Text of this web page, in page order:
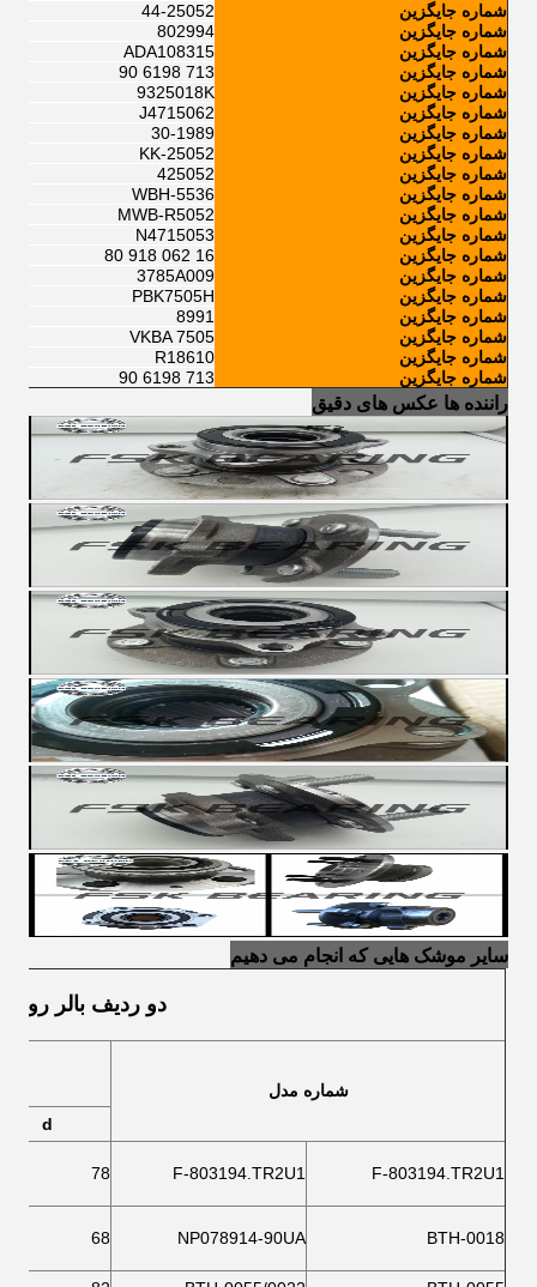
شماره جایگزین
44-25052
شماره جایگزین
802994
شماره جایگزین
ADA108315
شماره جایگزین
713 6198 90
شماره جایگزین
9325018K
شماره جایگزین
J4715062
شماره جایگزین
30-1989
شماره جایگزین
KK-25052
شماره جایگزین
425052
شماره جایگزین
WBH-5536
شماره جایگزین
MWB-R5052
شماره جایگزین
N4715053
شماره جایگزین
16 062 918 80
شماره جایگزین
3785A009
شماره جایگزین
PBK7505H
شماره جایگزین
8991
شماره جایگزین
VKBA 7505
شماره جایگزین
R18610
شماره جایگزین
713 6198 90
راننده ها عکس های دقیق
سایر موشک هایی که انجام می دهیم
دو ردیف بالر
شماره مدل
d
F-803194.TR2U1
F-803194.TR2U1
78
BTH-0018
NP078914-90UA
68